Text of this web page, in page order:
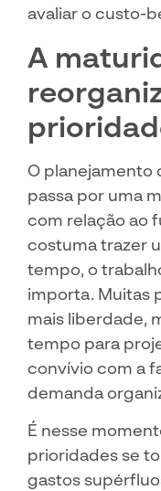
avaliar o custo-
A
O planejamento
passa por uma
com relação ao
costuma trazer
tempo, o
importa. Muitas
mais liberdade,
tempo para
convívio com a
demanda
É nesse
prioridades se
gastos